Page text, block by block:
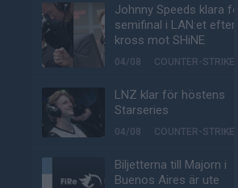
Johnny Speeds klara för
semifinal i LAN:et efter
kross mot SHiNE
04/08 COUNTER-STRIKE
LNZ klar för höstens
Starseries
04/08 COUNTER-STRIKE
Biljetterna till Majorn i
Buenos Aires är ute